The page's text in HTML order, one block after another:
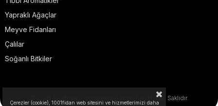
Yapraklı Ağaçlar
Meyve Fidanları
Çalılar
Soğanlı Bitkiler
© 2025 1001fidan - dogapeyzaj.com. Tüm Hakları Saklıdır.
Çerezler (cookie), 1001fidan web sitesini ve hizmetlerimizi daha